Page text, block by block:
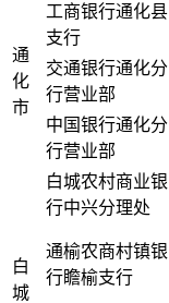
通
化
市
工商银行通化县
支行
交通银行通化分
行营业部
中国银行通化分
行营业部
白
城
白城农村商业银
行中兴分理处
通榆农商村镇银
行瞻榆支行